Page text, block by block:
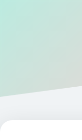
Gizlilik Politikası
Yasal Uyarı